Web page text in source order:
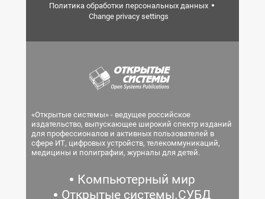
Политика обработки персональных данных
Change privacy settings
«Открытые системы» - ведущее российское
издательство, выпускающее широкий спектр изданий
для профессионалов и активных пользователей в
сфере ИТ, цифровых устройств, телекоммуникаций,
медицины и полиграфии, журналы для детей.
Компьютерный мир
Открытые системы.СУБД